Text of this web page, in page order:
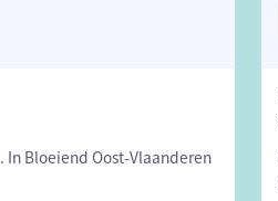
Bloeiend Oost-Vlaanderen